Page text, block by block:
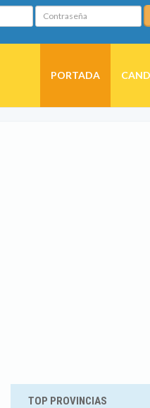
Contraseña
PORTADA
TOP PROVINCIAS